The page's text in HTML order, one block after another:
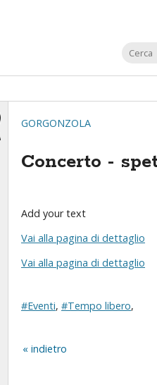
GORGONZOLA
Concerto -
Add your text
Vai alla pagina di dettaglio
Vai alla pagina di dettaglio
#Eventi, #Tempo libero,
indietro